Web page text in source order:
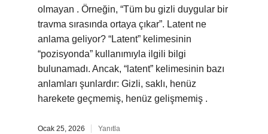
olmayan . Örneğin, “Tüm bu gizli duygular bir
travma sırasında ortaya çıkar”. Latent ne
anlama geliyor? “Latent” kelimesinin
“pozisyonda” kullanımıyla ilgili bilgi
bulunamadı. Ancak, “latent” kelimesinin bazı
anlamları şunlardır: Gizli, saklı, henüz
harekete geçmemiş, henüz gelişmemiş .
Ocak 25, 2026 Yanıtla